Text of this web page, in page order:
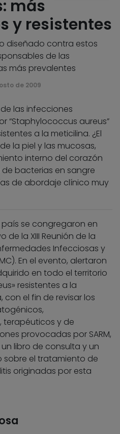
más
y resistentes
diseñado contra estos
de las
más prevalentes
de 2009
las infecciones
“Staphylococcus aureus”
a la meticilina. ¿El
la piel y las mucosas,
interno del corazón
bacterias en sangre
de abordaje clínico muy
se congregaron en
de la XIII Reunión de la
Infecciosas y
En el evento, alertaron
en todo el territorio
resistentes a la
con el fin de revisar los
terapéuticos y de
provocadas por SARM,
libro de consulta y un
el tratamiento de
originadas por esta